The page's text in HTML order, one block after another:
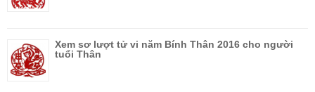
Xem sơ lượt tử vi năm Bính Thân 2016 cho người
tuổi Thân